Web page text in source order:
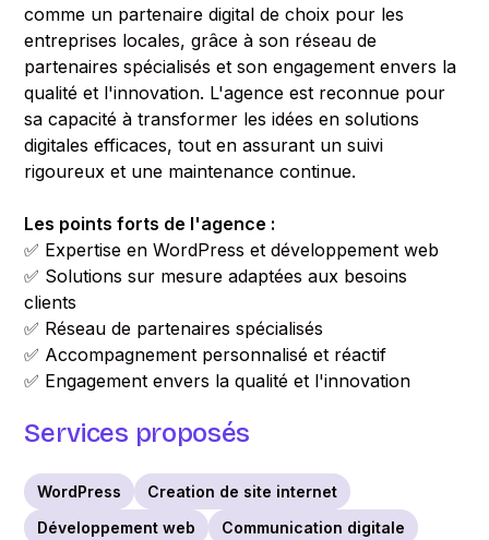
comme un partenaire digital de choix pour les
entreprises locales, grâce à son réseau de
partenaires spécialisés et son engagement envers la
qualité et l'innovation. L'agence est reconnue pour
sa capacité à transformer les idées en solutions
digitales efficaces, tout en assurant un suivi
rigoureux et une maintenance continue.
Les points forts de l'agence :
✅ Expertise en WordPress et développement web
✅ Solutions sur mesure adaptées aux besoins
clients
✅ Réseau de partenaires spécialisés
✅ Accompagnement personnalisé et réactif
✅ Engagement envers la qualité et l'innovation
Services proposés
WordPress
Creation de site internet
Développement web
Communication digitale